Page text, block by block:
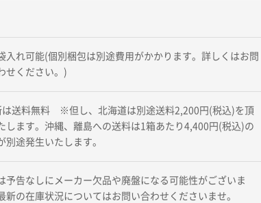
入れ可能(個別梱包は別途費用がかかります。詳しくはお問
せください。)
は送料無料 ※但し、北海道は別途送料2,200円(税込)を頂
します。沖縄、離島への送料は1箱あたり4,400円(税込)の
別途発生いたします。
予告なしにメーカー欠品や廃盤になる可能性がございま
新の在庫状況についてはお問い合わせくださいませ。